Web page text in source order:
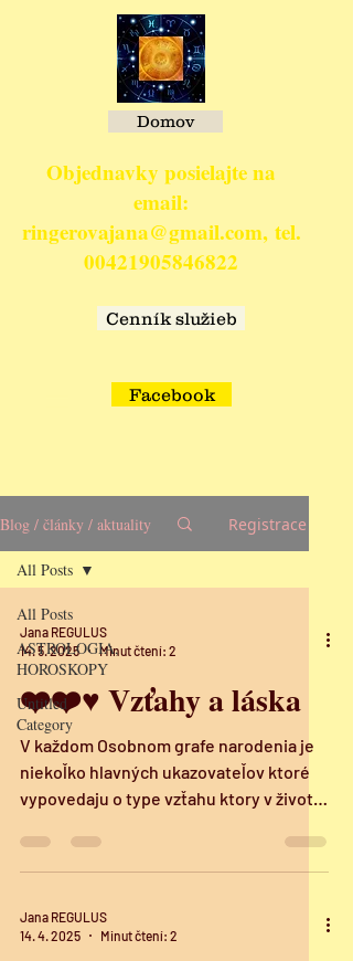
Domov
Objednavky posielajte na
email:
ringerovajana@gmail.com, tel.
00421905846822
Cenník služieb
Facebook
Blog / články / aktuality Registrace
All Posts
ASTROLOGIA,
HOROSKOPY
Untitled
Category
All Posts
Jana REGULUS
14. 5. 2025
Minut čtení: 2
❤️❤️♥️ Vzťahy a láska
V každom Osobnom grafe narodenia je
niekoľko hlavných ukazovateľov ktoré
vypovedaju o type vzťahu ktory v živote
Jana REGULUS
14. 4. 2025
Minut čtení: 2